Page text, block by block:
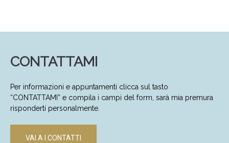
CONTATTAMI
Per informazioni e appuntamenti clicca sul tasto
“CONTATTAMI” e compila i campi del form, sarà mia premura
risponderti personalmente.
VAI A I CONTATTI